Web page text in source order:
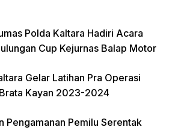
Polda Kaltara Hadiri Acara
Cup Kejurnas Balap Motor
Gelar Latihan Pra Operasi
Kayan 2023-2024
Pengamanan Pemilu Serentak